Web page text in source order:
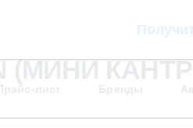
лист Бренды
(МИНИ